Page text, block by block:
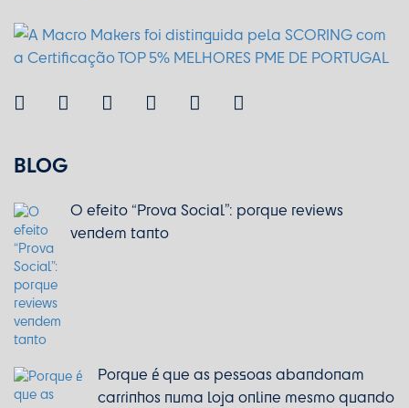
BLOG
O efeito “Prova Social”: porque reviews
vendem tanto
Porque é que as pessoas abandonam
carrinhos numa loja online mesmo quando